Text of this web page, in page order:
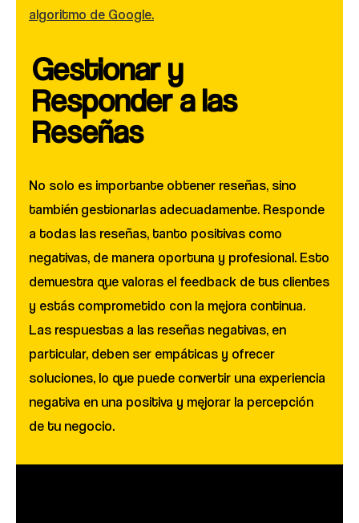
algoritmo de Google.
Gestionar y
Responder a las
Reseñas
No solo es importante obtener reseñas, sino
también gestionarlas adecuadamente. Responde
a todas las reseñas, tanto positivas como
negativas, de manera oportuna y profesional. Esto
demuestra que valoras el feedback de tus clientes
y estás comprometido con la mejora continua.
Las respuestas a las reseñas negativas, en
particular, deben ser empáticas y ofrecer
soluciones, lo que puede convertir una experiencia
negativa en una positiva y mejorar la percepción
de tu negocio.